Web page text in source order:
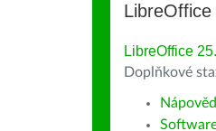
LibreOffice
LibreOffice
Doplňkové